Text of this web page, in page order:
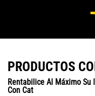
PRODUCTOS
Rentabilice Al Máximo Su
Con Cat